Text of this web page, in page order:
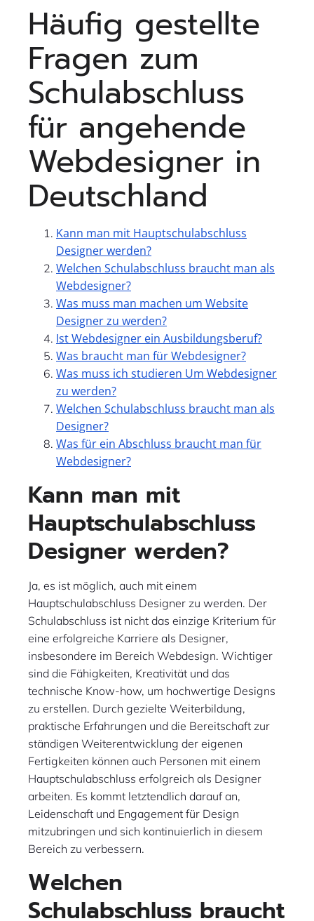
Häufig gestellte
Fragen zum
Schulabschluss
für angehende
Webdesigner in
Deutschland
Kann man mit Hauptschulabschluss
Designer werden?
Welchen Schulabschluss braucht man als
Webdesigner?
Was muss man machen um Website
Designer zu werden?
Ist Webdesigner ein Ausbildungsberuf?
Was braucht man für Webdesigner?
Was muss ich studieren Um Webdesigner
zu werden?
Welchen Schulabschluss braucht man als
Designer?
Was für ein Abschluss braucht man für
Webdesigner?
Kann man mit
Hauptschulabschluss
Designer werden?
Ja, es ist möglich, auch mit einem
Hauptschulabschluss Designer zu werden. Der
Schulabschluss ist nicht das einzige Kriterium für
eine erfolgreiche Karriere als Designer,
insbesondere im Bereich Webdesign. Wichtiger
sind die Fähigkeiten, Kreativität und das
technische Know-how, um hochwertige Designs
zu erstellen. Durch gezielte Weiterbildung,
praktische Erfahrungen und die Bereitschaft zur
ständigen Weiterentwicklung der eigenen
Fertigkeiten können auch Personen mit einem
Hauptschulabschluss erfolgreich als Designer
arbeiten. Es kommt letztendlich darauf an,
Leidenschaft und Engagement für Design
mitzubringen und sich kontinuierlich in diesem
Bereich zu verbessern.
Welchen
Schulabschluss braucht